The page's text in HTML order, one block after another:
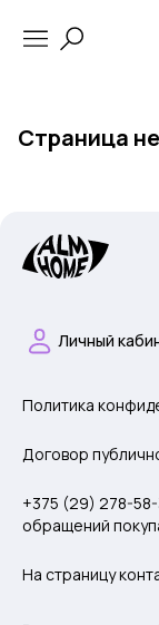
Страница
Личный
Политика
Договор
+375 (29) 278-
обращений
На страницу